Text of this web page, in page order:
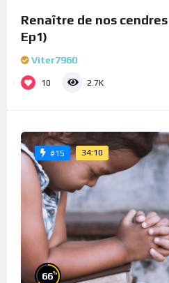
Renaître de nos
Ep1)
Viter7960
10 2.7K
#15 34:10
66%